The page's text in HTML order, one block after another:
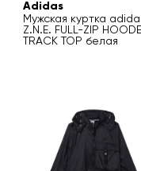
Adidas
Мужская куртка
Z.N.E. FULL-ZIP
TRACK TOP белая